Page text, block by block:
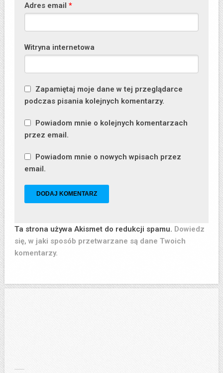
Adres email *
Witryna internetowa
Zapamiętaj moje dane w tej przeglądarce
podczas pisania kolejnych komentarzy.
Powiadom mnie o kolejnych komentarzach
przez email.
Powiadom mnie o nowych wpisach przez
email.
Ta strona używa Akismet do redukcji spamu. Dowiedz
się, w jaki sposób przetwarzane są dane Twoich
komentarzy.